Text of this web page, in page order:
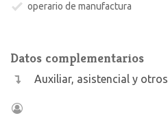
operario de manufactura
Datos complementarios
Auxiliar, asistencial y otros